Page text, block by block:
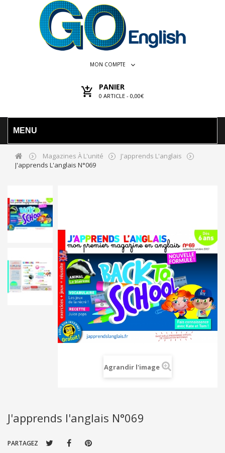
MON COMPTE
PANIER
0 ARTICLE - 0,00€
MENU
Magazines À L'unité
J'apprends L'anglais
J'apprends L'anglais N°069
Agrandir l'image
J'apprends l'anglais N°069
PARTAGEZ